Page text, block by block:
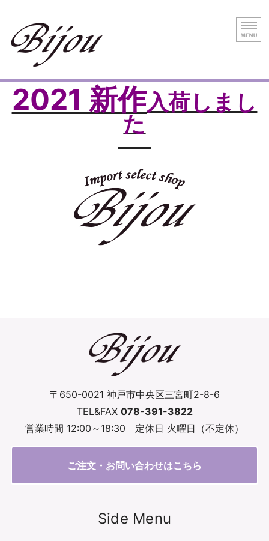
神戸元町のインポートセレクトショッ
HOME
2021 新作入荷しまし
た
〒650-0021 神戸市中央区三宮町2-8-6
TEL&FAX 078-391-3822
営業時間 12:00～18:30 定休日 火曜日（不定休）
ご注文・お問い合わせはこちら
Side Menu